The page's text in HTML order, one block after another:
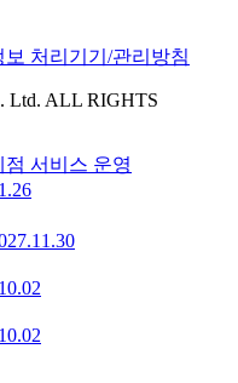
보 처리기기/관리방침
Ltd. ALL RIGHTS
서비스 운영